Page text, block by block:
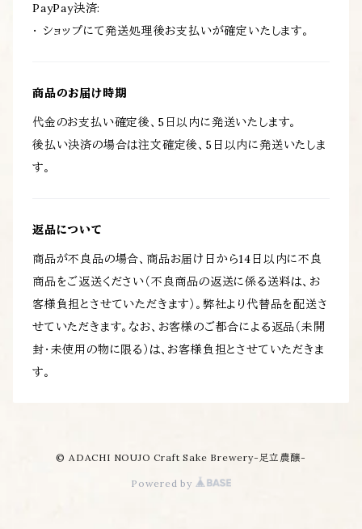
PayPay決済:
・ ショップにて発送処理後お支払いが確定いたします。
商品のお届け時期
代金のお支払い確定後、5日以内に発送いたします。
後払い決済の場合は注文確定後、5日以内に発送いたしま
す。
返品について
商品が不良品の場合、商品お届け日から14日以内に不良
商品をご返送ください（不良商品の返送に係る送料は、お
客様負担とさせていただきます）。弊社より代替品を配送さ
せていただきます。なお、お客様のご都合による返品（未開
封・未使用の物に限る）は、お客様負担とさせていただきま
す。
© ADACHI NOUJO Craft Sake Brewery-足立農醸-
Powered by